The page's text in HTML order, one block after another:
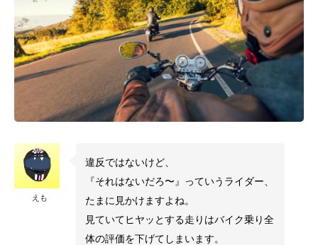
えも
違反ではないけど、
『それはないだろ〜』っていうライダー、
たまに見かけますよね。
見ていてヒヤッとする走りはバイク乗り全
体の評価を下げてしまいます。